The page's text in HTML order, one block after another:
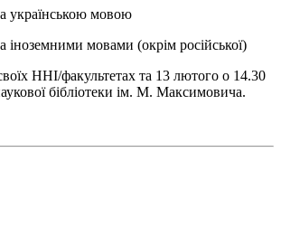
українською мовою
іноземними мовами (окрім російської)
ННІ/факультетах та 13 лютого о 14.30
бібліотеки ім. М. Максимовича.